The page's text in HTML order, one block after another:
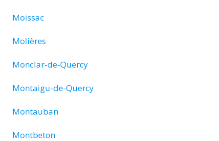
Moissac
Molières
Monclar-de-Quercy
Montaigu-de-Quercy
Montauban
Montbeton